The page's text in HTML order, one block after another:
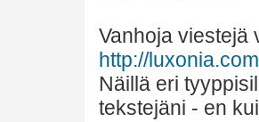
Vanhoja viestejä
http://
Näillä eri
tekstejäni - en